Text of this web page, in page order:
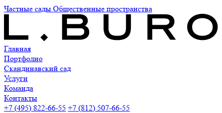
Частные сады Общественные пространства
Главная
Портфолио
Скандинавский сад
Услуги
Команда
Контакты
+7 (495) 822-66-55 +7 (812) 507-66-55